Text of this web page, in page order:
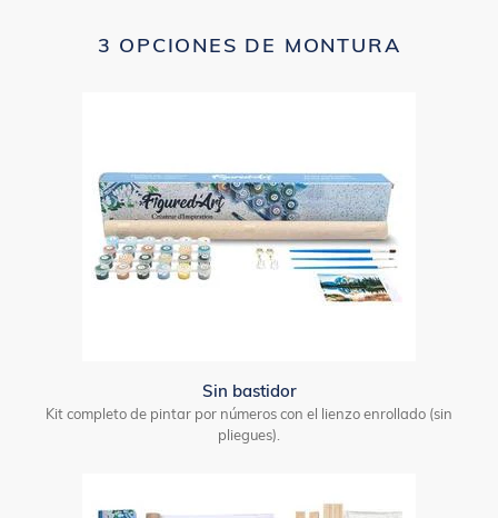
3 OPCIONES DE MONTURA
Sin bastidor
Kit completo de pintar por números con el lienzo enrollado (sin
pliegues).